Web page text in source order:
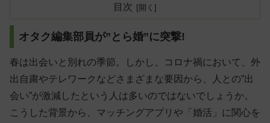
目次
オタク編集部員が”とら婚”に突撃!
春は出会いと別れの季節。しかし、コロナ禍において、外
出自粛やテレワークなどさまざまな要因から、人との”出
会い”が激減したという人は多いのではないでしょうか。
こうした背景から、マッチングアプリや「婚活」に関心を